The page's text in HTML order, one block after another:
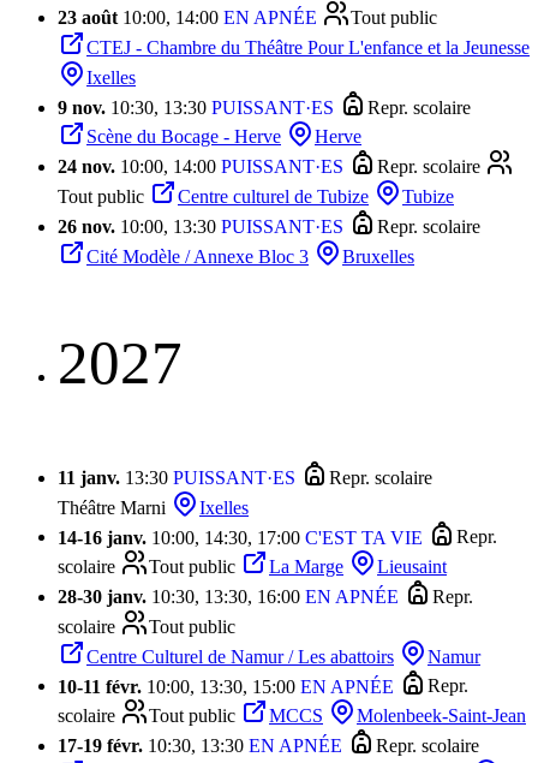
23 août 10:00, 14:00 EN APNÉE
Tout public
CTEJ - Chambre du Théâtre Pour L'enfance et la Jeunesse
Ixelles
9 nov. 10:30, 13:30 PUISSANT·ES
Repr. scolaire
Scène du Bocage - Herve
Herve
24 nov. 10:00, 14:00 PUISSANT·ES
Repr. scolaire
Tout public
Centre culturel de Tubize
Tubize
26 nov. 10:00, 13:30 PUISSANT·ES
Repr. scolaire
Cité Modèle / Annexe Bloc 3
Bruxelles
2027
11 janv. 13:30 PUISSANT·ES
Repr. scolaire
Théâtre Marni
Ixelles
14-16 janv. 10:00, 14:30, 17:00 C'EST TA VIE
Repr.
scolaire
Tout public La Marge
Lieusaint
28-30 janv. 10:30, 13:30, 16:00 EN APNÉE
Repr.
scolaire
Tout public
Centre Culturel de Namur / Les abattoirs
Namur
10-11 févr. 10:00, 13:30, 15:00 EN APNÉE
Repr.
scolaire
Tout public MCCS
Molenbeek-Saint-Jean
17-19 févr. 10:30, 13:30 EN APNÉE
Repr. scolaire